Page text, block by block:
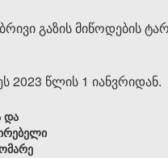
გაზის მიწოდების
2023 წლის 1 იანვრიდან.
და